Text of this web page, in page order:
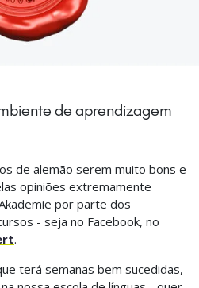
de aprendizagem
de alemão serem muito bons e
opiniões extremamente
por parte dos
- seja no Facebook, no
.
terá semanas bem sucedidas,